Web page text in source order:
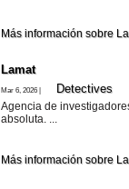
Más información sobre
Lamat
Mar 6, 2026 | Detectives
Agencia de
absoluta. ...
Más información sobre